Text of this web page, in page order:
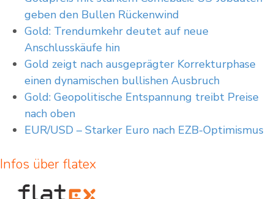
geben den Bullen Rückenwind
Gold: Trendumkehr deutet auf neue
Anschlusskäufe hin
Gold zeigt nach ausgeprägter Korrekturphase
einen dynamischen bullishen Ausbruch
Gold: Geopolitische Entspannung treibt Preise
nach oben
EUR/USD – Starker Euro nach EZB-Optimismus
Infos über flatex